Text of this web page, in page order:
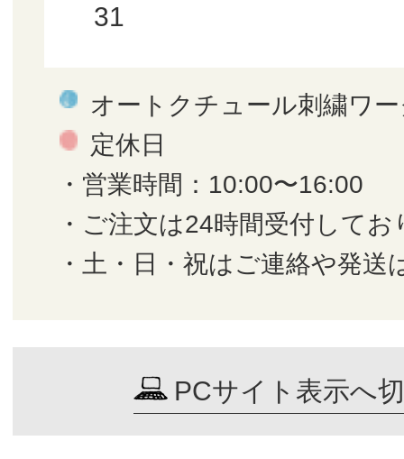
31
オートクチュール刺繍ワ
定休日
・営業時間：10:00〜16:00
・ご注文は24時間受付してお
・土・日・祝はご連絡や発送
PCサイト表示へ